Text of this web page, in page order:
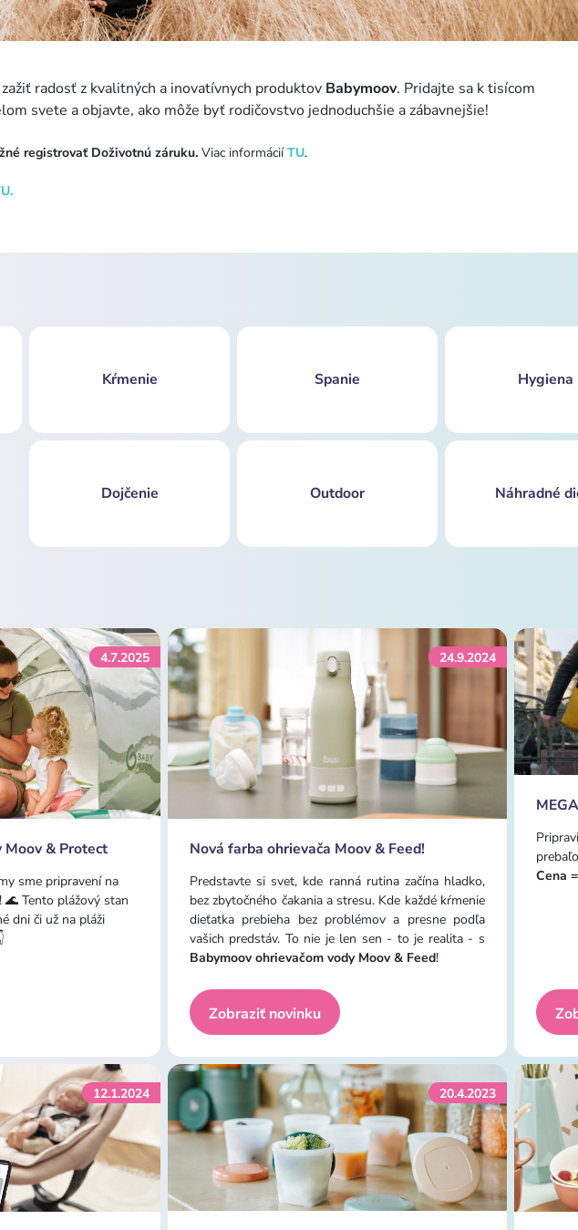
radosť z kvalitných a inovatívnych produktov Babymoov. Pridajte sa k tisícom
svete a objavte, ako môže byť rodičovstvo jednoduchšie a zábavnejšie!
registrovať Doživotnú záruku. Viac informáciíTU.
Kŕmenie Spanie Hygiena
Dojčenie Outdoor Náhradné
4.7.2025
Moov & Protect
sme pripravení na
Tento plážový stan
dni či už na pláži
24.9.2024
Nová farba ohrievača Moov & Feed!
Predstavte si svet, kde ranná rutina začína hladko,
bez zbytočného čakania a stresu. Kde každé kŕmenie
dieťatka prebieha bez problémov a presne podľa
vašich predstáv. To nie je len sen - to je realita - s
Babymoov ohrievačom vody Moov & Feed!
Zobraziť novinku
Cena
12.1.2024 20.4.2023